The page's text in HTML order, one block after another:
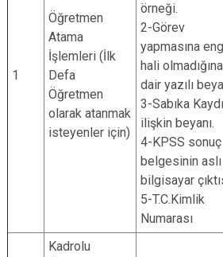
1
Öğretmen
Atama
İşlemleri (İlk
Defa
Öğretmen
olarak atanmak
isteyenler için)
örneği.
2-Görev
yapmasına
hali olmadığına
dair yazılı
3-Sabıka
ilişkin beyanı.
4-KPSS sonuç
belgesinin
bilgisayar
5-T.C.Kimlik
Numarası
Kadrolu